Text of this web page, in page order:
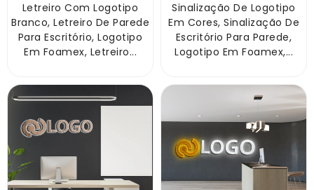
Letreiro Com Logotipo
Branco, Letreiro De Parede
Para Escritório, Logotipo
Em Foamex, Letreiro...
Sinalização De Logotipo
Em Cores, Sinalização De
Escritório Para Parede,
Logotipo Em Foamex,...